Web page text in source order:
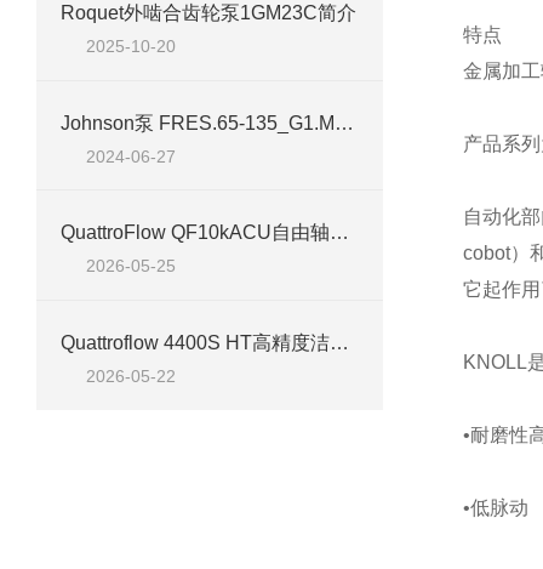
Roquet外啮合齿轮泵1GM23C简介
2025-10-20
Johnson泵 FRES.65-135_G1.MQ1-A6 技术介绍
2024-06-27
QuattroFlow QF10kACU自由轴端泵 高洁净流体输送技术应用
2026-05-25
Quattroflow 4400S HT高精度洁净流体输送泵应用技术解析
2026-05-22
特点
金属加
产品系
自动化
cobot）
它起作
KNOLL
•耐磨性
•低脉动